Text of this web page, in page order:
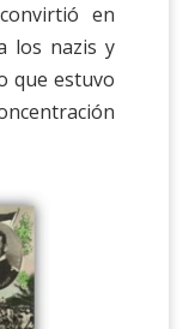
en
los nazis y
que estuvo